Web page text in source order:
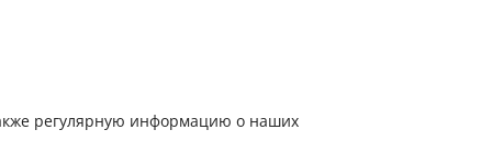
регулярную информацию о наших